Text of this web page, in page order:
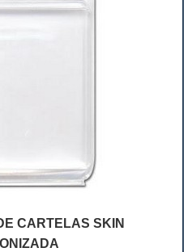
CARTELAS SKIN